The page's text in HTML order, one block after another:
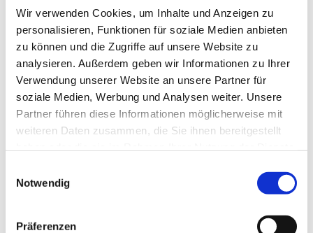
Wir verwenden Cookies, um Inhalte und Anzeigen zu
personalisieren, Funktionen für soziale Medien anbieten
zu können und die Zugriffe auf unsere Website zu
analysieren. Außerdem geben wir Informationen zu Ihrer
Verwendung unserer Website an unsere Partner für
soziale Medien, Werbung und Analysen weiter. Unsere
Partner führen diese Informationen möglicherweise mit
weiteren Daten zusammen, die Sie ihnen bereitgestellt
Notwendig
Präferenzen